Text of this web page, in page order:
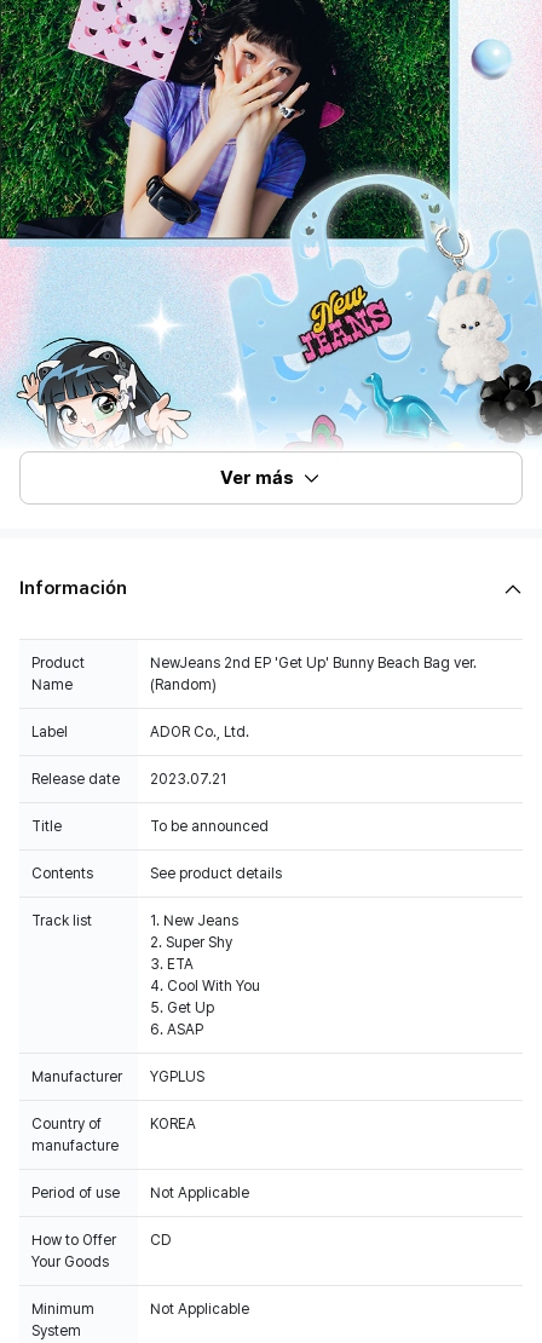
Ver más
Información
Product
Name
NewJeans 2nd EP 'Get Up' Bunny Beach Bag ver.
(Random)
Label ADOR Co., Ltd.
Release date 2023.07.21
Title To be announced
Contents See product details
Track list
1. New Jeans
2. Super Shy
3. ETA
4. Cool With You
5. Get Up
6. ASAP
Manufacturer YGPLUS
Country of
manufacture
KOREA
Period of use Not Applicable
How to Offer
Your Goods
CD
Minimum
System
Not Applicable